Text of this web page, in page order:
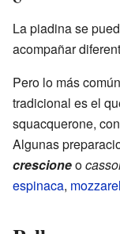
La piadina se
acompañar
Pero lo más
tradicional es el
squacquerone,
Algunas
crescioneo
espinaca,